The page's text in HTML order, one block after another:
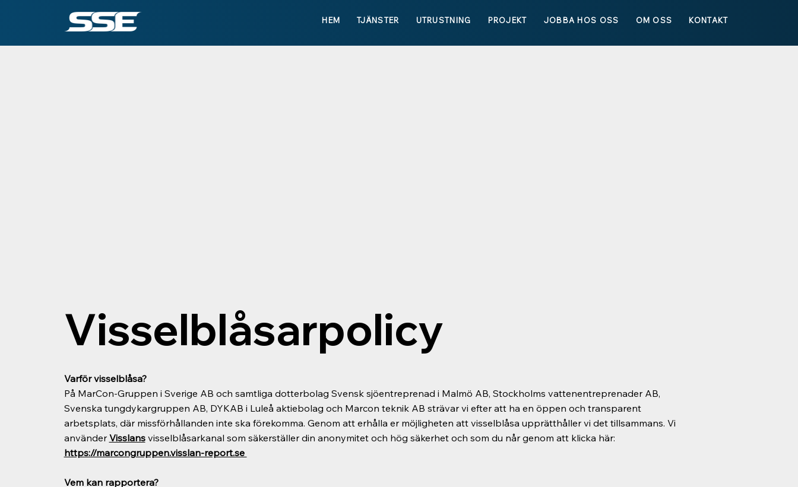
HEM TJÄNSTER UTRUSTNING PROJEKT JOBBA HOS OSS OM OSS KONTAKT
Visselblåsarpolicy
Varför visselblåsa?
På MarCon-Gruppen i Sverige AB och samtliga dotterbolag Svensk sjöentreprenad i Malmö AB, Stockholms vattenentreprenader AB,
Svenska tungdykargruppen AB, DYKAB i Luleå aktiebolag och Marcon teknik AB strävar vi efter att ha en öppen och transparent
arbetsplats, där missförhållanden inte ska förekomma. Genom att erhålla er möjligheten att visselblåsa upprätthåller vi det tillsammans. Vi
använder Visslansvisselblåsarkanal som säkerställer din anonymitet och hög säkerhet och som du når genom att klicka här:
https://marcongruppen.visslan-report.se
Vem kan rapportera?